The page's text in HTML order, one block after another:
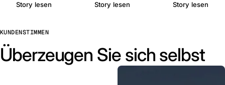
Story lesen
Story lesen
Story lesen
KUNDENSTIMMEN
Überzeugen Sie sich selbst